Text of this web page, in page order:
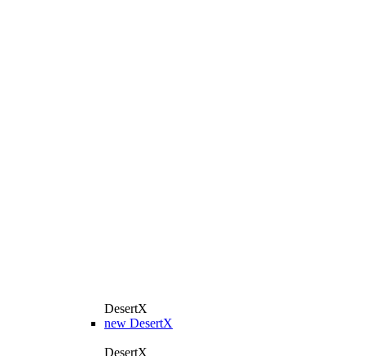
DesertX
new DesertX
DesertX